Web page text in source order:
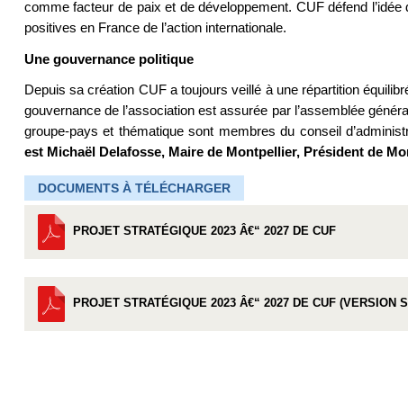
comme facteur de paix et de développement. CUF défend
positives en France de l’action internationale.
Une gouvernance politique
Depuis sa création CUF a toujours veillé à une répartition
gouvernance de l’association est assurée par l’assemblée
groupe-pays et thématique sont membres du conseil
est Michaël Delafosse, Maire de Montpellier, Président de
DOCUMENTS À TÉLÉCHARGER
PROJET STRATÉGIQUE 2023 Â€“ 2027 DE CUF
PROJET STRATÉGIQUE 2023 Â€“ 2027 DE CUF (VERSION